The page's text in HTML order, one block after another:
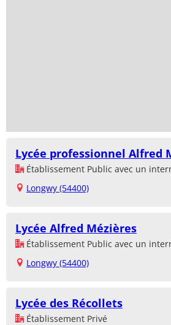
Lycée professionnel Alfred
Établissement Public avec un
Longwy (54400)
Lycée Alfred Mézières
Établissement Public avec un
Longwy (54400)
Lycée des Récollets
Établissement Privé